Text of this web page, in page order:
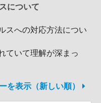
について
スへの対応方法につい
ていて理解が深まっ
を表示（新しい順）